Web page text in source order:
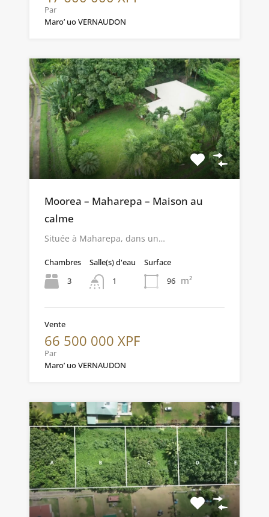
Par
Maro’ uo VERNAUDON
Moorea – Maharepa – Maison au
calme
Située à Maharepa, dans un…
Chambres
3
Salle(s) d'eau
1
Surface
96 m²
Vente
66 500 000 XPF
Par
Maro’ uo VERNAUDON